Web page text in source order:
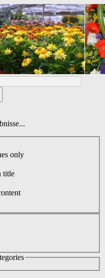
only
title